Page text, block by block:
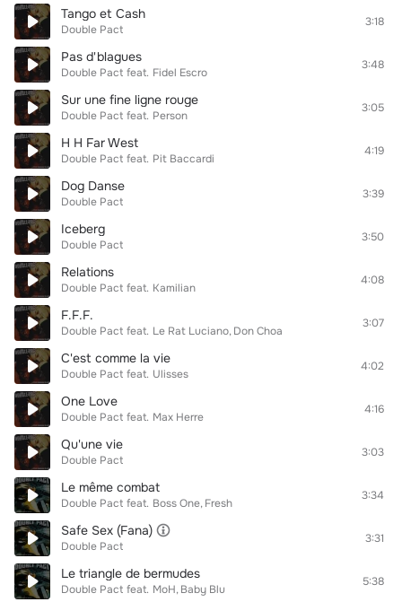
Tango et Cash
Double Pact
3:18
Pas d'blagues
Double Pact feat. Fidel Escro
3:48
Sur une fine ligne rouge
Double Pact feat. Person
3:05
H H Far West
Double Pact feat. Pit Baccardi
4:19
Dog Danse
Double Pact
3:39
Iceberg
Double Pact
3:50
Relations
Double Pact feat. Kamilian
4:08
F.F.F.
Double Pact feat. Le Rat Luciano Don Choa
3:07
C'est comme la vie
Double Pact feat. Ulisses
4:02
One Love
Double Pact feat. Max Herre
4:16
Qu'une vie
Double Pact
3:03
Le même combat
Double Pact feat. Boss One Fresh
3:34
Safe Sex (Fana)
Double Pact
3:31
Le triangle de bermudes
Double Pact feat. MoH Baby Blu
5:38